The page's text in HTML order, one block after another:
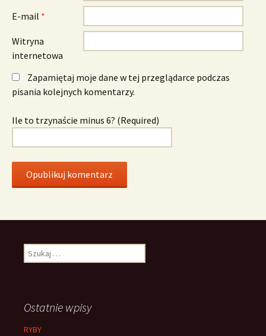
E-mail *
Witryna
internetowa
Zapamiętaj moje dane w tej przeglądarce podczas
pisania kolejnych komentarzy.
Ile to trzynaście minus 6? (Required)
Szukaj:
Ostatnie wpisy
RYBY